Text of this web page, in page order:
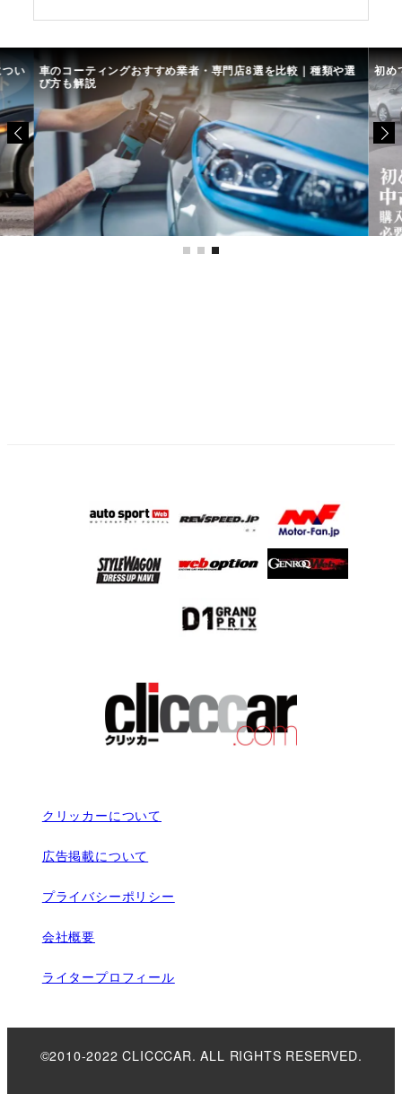
い 車のコーティングおすすめ業者・専門店8選を比較｜種類や選
び方も解説
初め
クリッカーについて
広告掲載について
プライバシーポリシー
会社概要
ライタープロフィール
©2010-2022 CLICCCAR. ALL RIGHTS RESERVED.